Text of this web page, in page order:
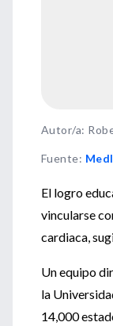
Autor/a:
Fuente:
El logro
vincularse
cardiaca,
Un equipo
la
14,000